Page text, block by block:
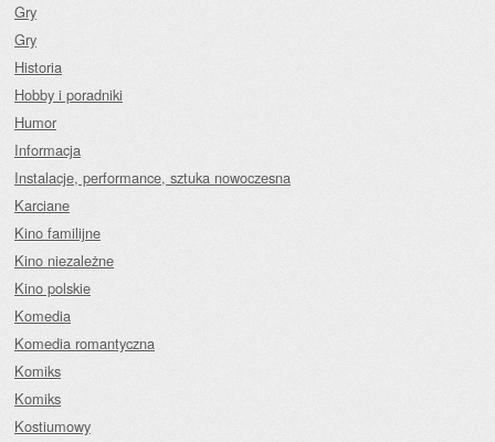
Gry
Gry
Historia
Hobby i poradniki
Humor
Informacja
Instalacje, performance, sztuka nowoczesna
Karciane
Kino familijne
Kino niezależne
Kino polskie
Komedia
Komedia romantyczna
Komiks
Komiks
Kostiumowy